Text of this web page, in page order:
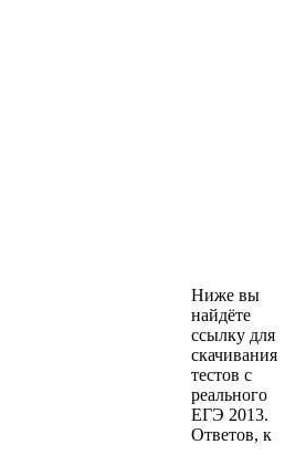
Ниже вы
найдёте
ссылку для
скачивания
тестов с
реального
ЕГЭ 2013.
Ответов, к